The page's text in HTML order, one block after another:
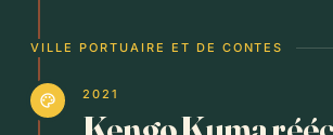
VILLE PORTUAIRE ET DE CONTES
palette 2021